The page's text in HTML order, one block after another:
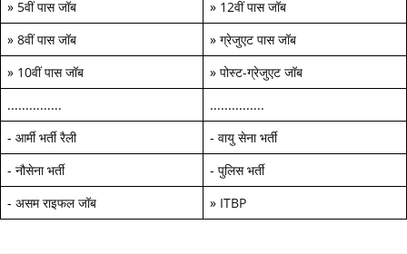
» 5वीं पास जॉब » 12वीं पास जॉब
» 8वीं पास जॉब » ग्रेजुएट पास जॉब
» 10वीं पास जॉब » पोस्ट-ग्रेजुएट जॉब
...............
...............
- आर्मी भर्ती रैली - वायु सेना भर्ती
- नौसेना भर्ती - पुलिस भर्ती
- असम राइफल जॉब » ITBP